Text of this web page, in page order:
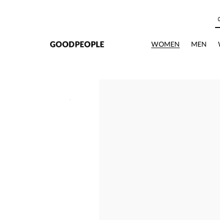
WOMEN MEN